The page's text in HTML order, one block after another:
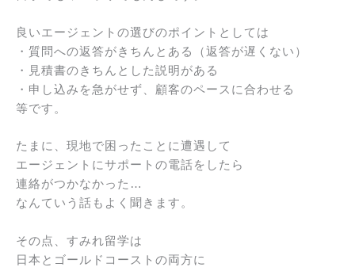
良いエージェントの選びのポイントとしては
・質問への返答がきちんとある（返答が遅くない）
・見積書のきちんとした説明がある
・申し込みを急がせず、顧客のペースに合わせる
等です。
たまに、現地で困ったことに遭遇して
エージェントにサポートの電話をしたら
連絡がつかなかった…
なんていう話もよく聞きます。
その点、すみれ留学は
日本とゴールドコーストの両方に